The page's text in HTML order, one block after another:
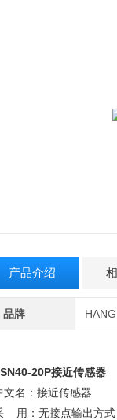
产品介绍
品牌
20P接近传感器
文名：接近传感器
用：无接点输出方式